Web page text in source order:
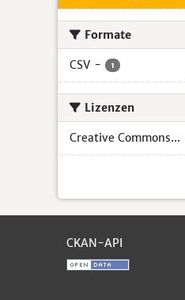
Formate
CSV - 1
Lizenzen
Creative Commons...
CKAN-API